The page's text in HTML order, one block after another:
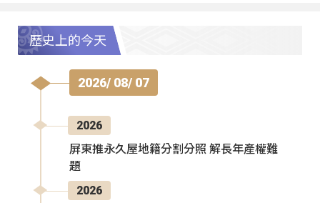
歷史上的今天
2026/ 08/ 07
2026
屏東推永久屋地籍分割分照 解長年產權難
題
2026